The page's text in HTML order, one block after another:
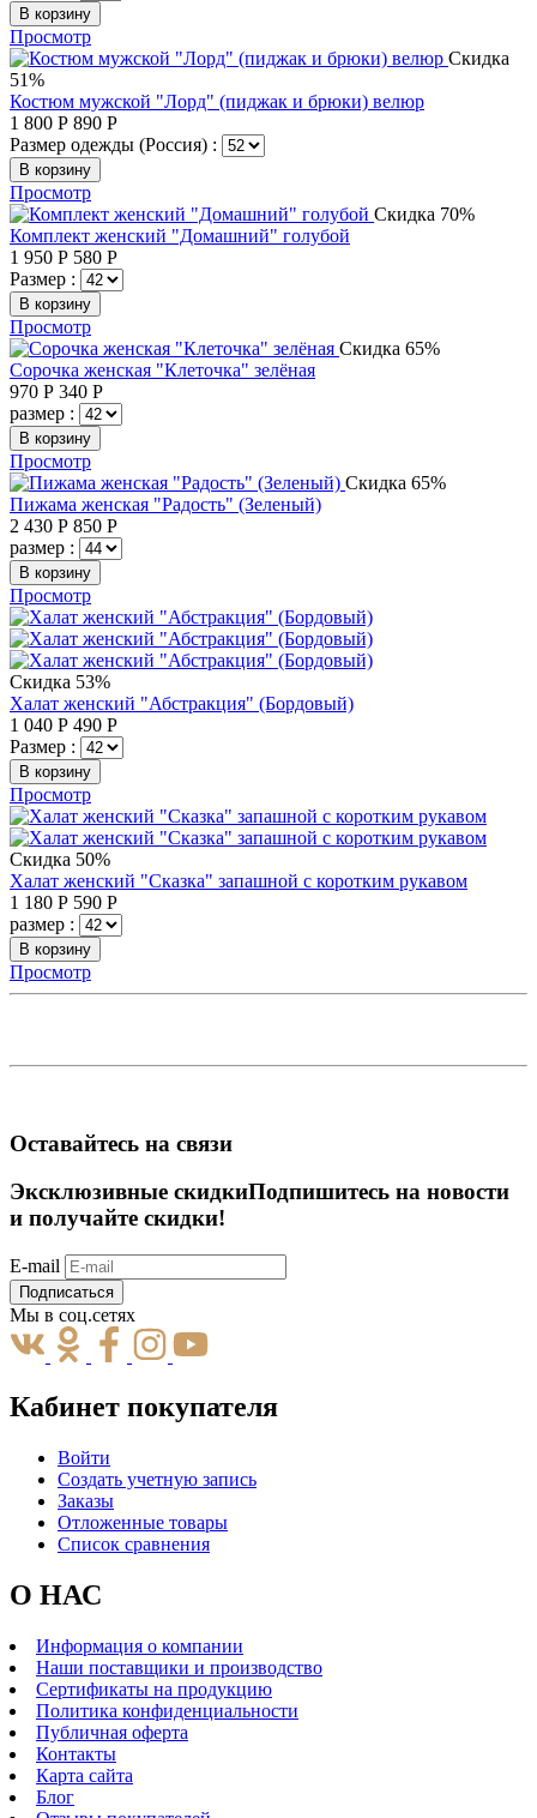
В корзину
Просмотр
Скидка
51%
Костюм мужской "Лорд" (пиджак и брюки) велюр
1 800 Р 890 Р
Размер одежды (Россия) :
В корзину
Просмотр
Скидка 70%
Комплект женский "Домашний" голубой
1 950 Р 580 Р
Размер :
В корзину
Просмотр
Скидка 65%
Сорочка женская "Клеточка" зелёная
970 Р 340 Р
размер :
В корзину
Просмотр
Скидка 65%
Пижама женская "Радость" (Зеленый)
2 430 Р 850 Р
размер :
В корзину
Просмотр
Скидка 53%
Халат женский "Абстракция" (Бордовый)
1 040 Р 490 Р
Размер :
В корзину
Просмотр
Скидка 50%
Халат женский "Сказка" запашной с коротким рукавом
1 180 Р 590 Р
размер :
В корзину
Просмотр
Оставайтесь на связи
Эксклюзивные скидкиПодпишитесь на новости
и получайте скидки!
E-mail
Подписаться
Мы в соц.сетях
Кабинет покупателя
Войти
Создать учетную запись
Заказы
Отложенные товары
Список сравнения
О НАС
Информация о компании
Наши поставщики и производство
Сертификаты на продукцию
Политика конфиденциальности
Публичная оферта
Контакты
Карта сайта
Блог